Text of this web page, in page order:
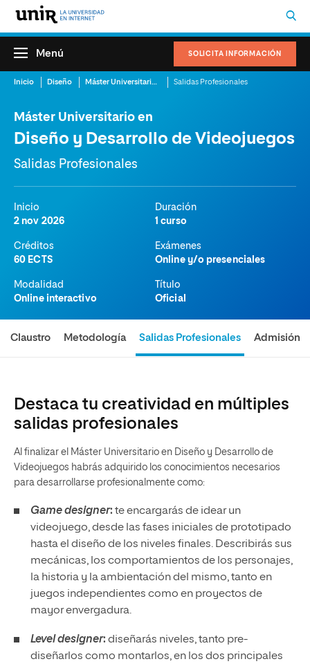
SOLICITA INFORMACIÓN
Menú
Inicio Diseño Máster Universitario en Diseño y Desarrollo de Videojuegos Salidas Profesionales
Máster Universitario en
Diseño y Desarrollo de Videojuegos
Salidas Profesionales
Inicio
2 nov 2026
Duración
1 curso
Créditos
60 ECTS
Exámenes
Online y/o presenciales
Modalidad
Online interactivo
Título
Oficial
Claustro Metodología Salidas Profesionales Admisión
Destaca tu creatividad en múltiples
salidas profesionales
Al finalizar el Máster Universitario en Diseño y Desarrollo de
Videojuegos habrás adquirido los conocimientos necesarios
para desarrollarse profesionalmente como:
Game designer: te encargarás de idear un
videojuego, desde las fases iniciales de prototipado
hasta el diseño de los niveles finales. Describirás sus
mecánicas, los comportamientos de los personajes,
la historia y la ambientación del mismo, tanto en
juegos independientes como en proyectos de
mayor envergadura.
Level designer: diseñarás niveles, tanto pre-
diseñarlos como montarlos, en los dos principales